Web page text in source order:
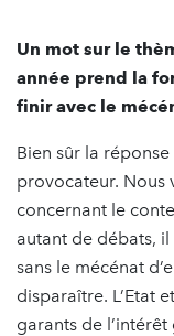
Un mot sur le
année prend la
finir avec le
Bien sûr la
provocateur. Nous
concernant le
autant de débats,
sans le mécénat
disparaître. L’Etat
garants de